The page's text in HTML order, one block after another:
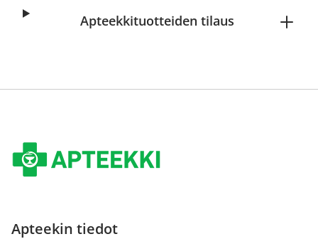
Apteekkituotteiden tilaus
Apteekin tiedot